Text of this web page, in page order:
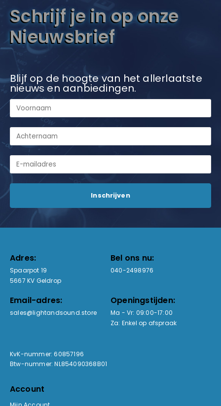
Schrijf je in op onze
Nieuwsbrief
Blijf op de hoogte van het allerlaatste
nieuws en aanbiedingen.
Adres:
Spaarpot 19
5667 KV Geldrop
Bel ons nu:
040-2498976
Email-adres:
sales@lightandsound.store
Openingstijden:
Ma - Vr: 09:00-17:00
Za: Enkel op afspraak
KvK-nummer: 60857196
Btw-nummer: NL854090368B01
Account